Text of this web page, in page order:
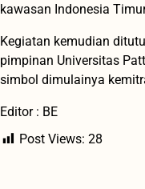
kawasan Indonesia
Kegiatan kemudian
pimpinan Universitas
simbol dimulainya
Editor : BE
Post Views: 28